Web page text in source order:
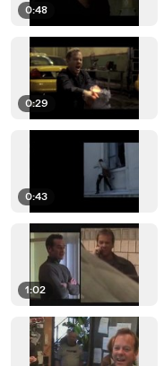
0:48
0:29
0:43
1:02